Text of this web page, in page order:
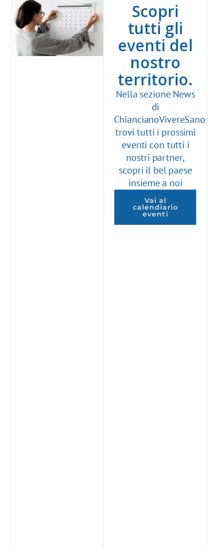
Scopri
tutti gli
eventi del
nostro
territorio.
Nella sezione News
di
ChiancianoVivereSano
trovi tutti i prossimi
eventi con tutti i
nostri partner,
scopri il bel paese
insieme a noi
Vai al
calendiario
eventi